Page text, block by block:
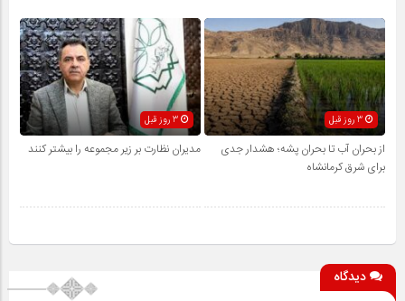
3 روز قبل
از بحران آب تا بحران پشه؛ هشدار جدی
برای شرق کرمانشاه
مدیران نظارت بر زیر مجموعه را بیشتر کنند
دیدگاه